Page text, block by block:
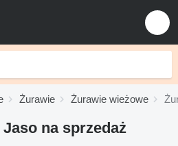
Żurawie Żurawie wieżowe
na sprzedaż